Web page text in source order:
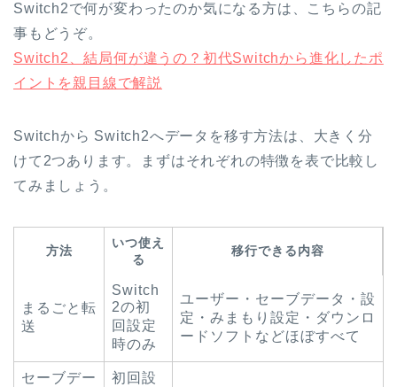
Switch2で何が変わったのか気になる方は、こちらの記
事もどうぞ。
Switch2、結局何が違うの？初代Switchから進化したポ
イントを親目線で解説
Switchから Switch2へデータを移す方法は、大きく分
けて2つあります。まずはそれぞれの特徴を表で比較し
てみましょう。
方法
いつ使え
る
移行できる内容
まるごと転
送
Switch
2の初
回設定
時のみ
ユーザー・セーブデータ・設
定・みまもり設定・ダウンロ
ードソフトなどほぼすべて
セーブデー
初回設